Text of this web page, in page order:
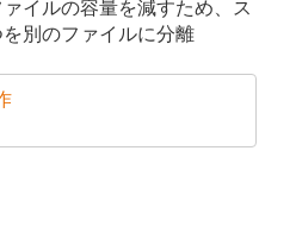
イルの容量を減すため、ス
別のファイルに分離